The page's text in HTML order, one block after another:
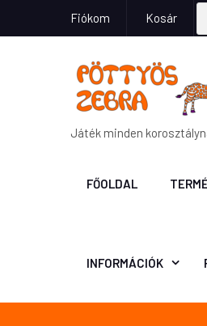
Fiókom Kosár
Játék minden
FŐOLDAL
INFORMÁCIÓK